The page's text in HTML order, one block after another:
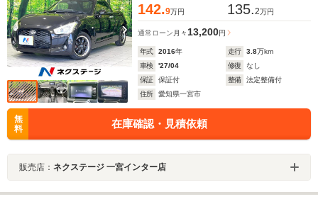
142.9万円 135.2万円
通常ローン 月々 13,200円
年式 2016年 走行 3.8万km
車検
'27/04 修復
なし
保証
保証付 整備
法定整備付
住所
愛知県一宮市
無
料
在庫確認・見積依頼
販売店： ネクステージ 一宮インター店